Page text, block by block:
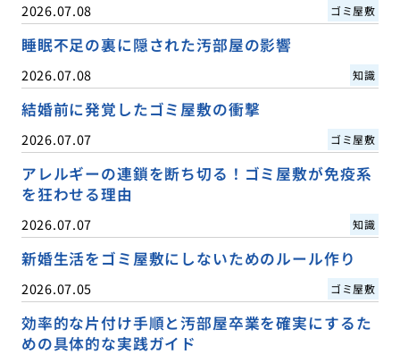
2026.07.08 ゴミ屋敷
睡眠不足の裏に隠された汚部屋の影響
2026.07.08 知識
結婚前に発覚したゴミ屋敷の衝撃
2026.07.07 ゴミ屋敷
アレルギーの連鎖を断ち切る！ゴミ屋敷が免疫系
を狂わせる理由
2026.07.07 知識
新婚生活をゴミ屋敷にしないためのルール作り
2026.07.05 ゴミ屋敷
効率的な片付け手順と汚部屋卒業を確実にするた
めの具体的な実践ガイド